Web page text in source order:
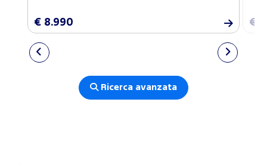
€ 8.990 €
Ricerca avanzata